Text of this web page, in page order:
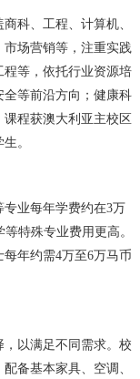
科、工程、计算机、
场营销等，注重实践
等，依托行业资源培
等前沿方向；健康科
程获澳大利亚主校区
。
业每年学费约在3万
特殊专业费用更高。
年约需4万至6万马币
以满足不同需求。校
备基本家具、空调、